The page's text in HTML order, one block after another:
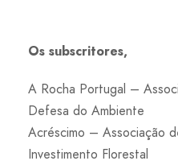
Os subscritores,
A Rocha Portugal –
Defesa do Ambiente
Acréscimo – Associação
Investimento Florestal